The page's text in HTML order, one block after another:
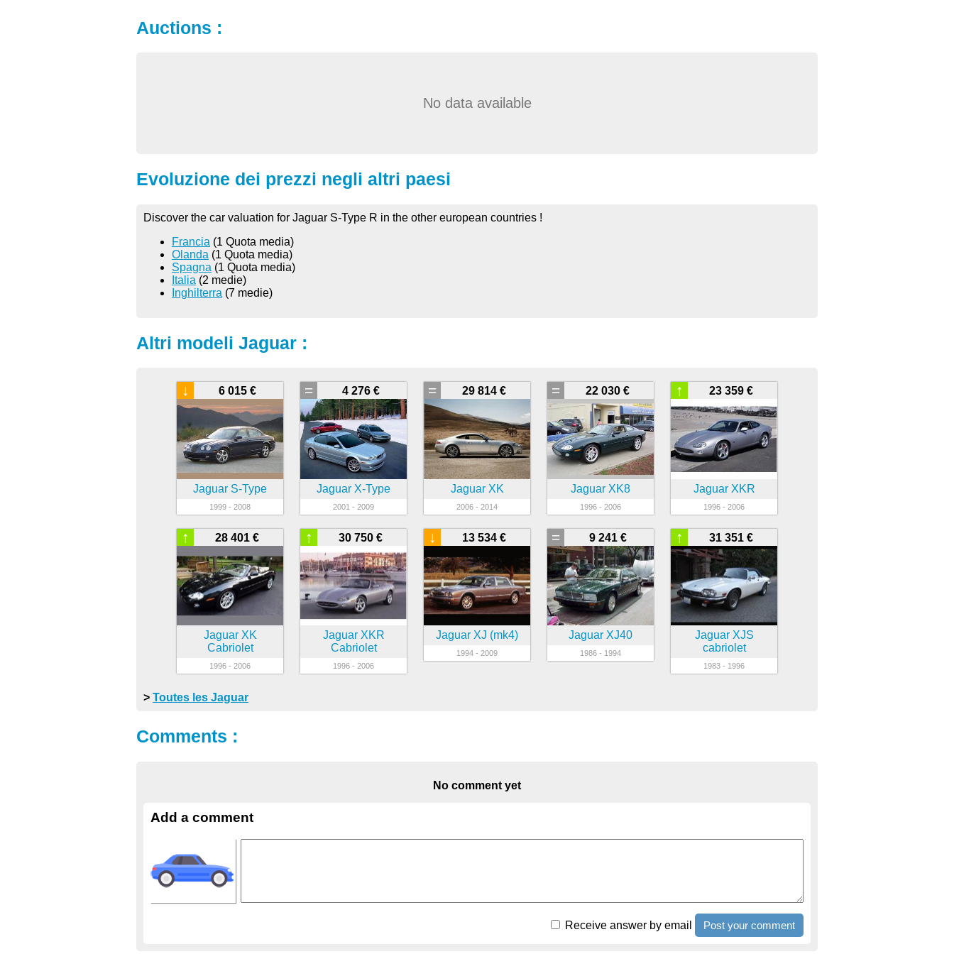
Auctions :
No data available
Evoluzione dei prezzi negli altri paesi
Discover the car valuation for Jaguar S-Type R in the other european countries !
Francia (1 Quota media)
Olanda (1 Quota media)
Spagna (1 Quota media)
Italia (2 medie)
Inghilterra (7 medie)
Altri modeli Jaguar :
6 015 €
↓
Jaguar S-Type
1999 - 2008
4 276 €
=
Jaguar X-Type
2001 - 2009
29 814 €
=
Jaguar XK
2006 - 2014
22 030 €
=
Jaguar XK8
1996 - 2006
23 359 €
↑
Jaguar XKR
1996 - 2006
28 401 €
↑
Jaguar XK
Cabriolet
1996 - 2006
30 750 €
↑
Jaguar XKR
Cabriolet
1996 - 2006
13 534 €
↓
Jaguar XJ (mk4)
1994 - 2009
9 241 €
=
Jaguar XJ40
1986 - 1994
31 351 €
↑
Jaguar XJS
cabriolet
1983 - 1996
> Toutes les Jaguar
Comments :
No comment yet
Add a comment
Receive answer by email